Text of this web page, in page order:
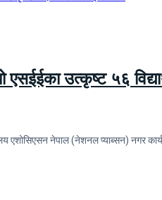
एसईईका उत्कृष्ट ५६
एशोसिएसन नेपाल (नेशनल प्याब्सन) नगर कार्य